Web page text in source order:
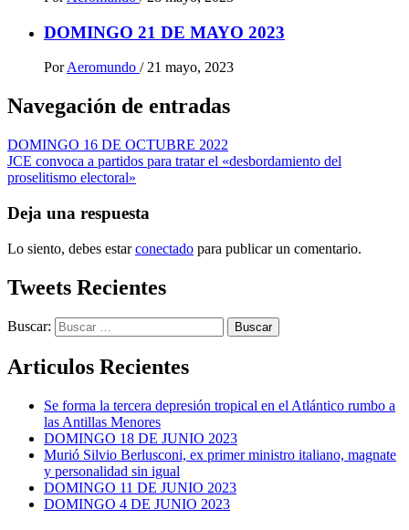
DOMINGO 21 DE MAYO 2023
Por Aeromundo / 21 mayo, 2023
Navegación de entradas
DOMINGO 16 DE OCTUBRE 2022
JCE convoca a partidos para tratar el «desbordamiento del
proselitismo electoral»
Deja una respuesta
Lo siento, debes estarconectado para publicar un comentario.
Tweets Recientes
Buscar:
Articulos Recientes
Se forma la tercera depresión tropical en el Atlántico rumbo a
las Antillas Menores
DOMINGO 18 DE JUNIO 2023
Murió Silvio Berlusconi, ex primer ministro italiano, magnate
y personalidad sin igual
DOMINGO 11 DE JUNIO 2023
DOMINGO 4 DE JUNIO 2023